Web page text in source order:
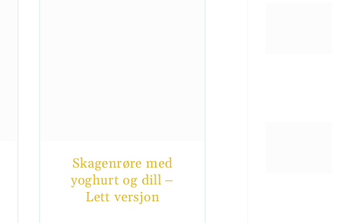
Skagenrøre med
yoghurt og dill –
Lett versjon